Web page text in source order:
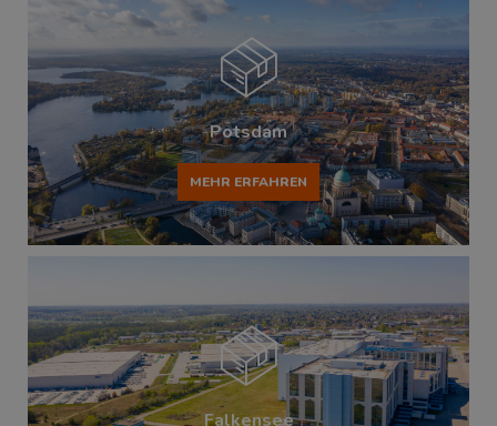
Potsdam
MEHR ERFAHREN
Falkensee